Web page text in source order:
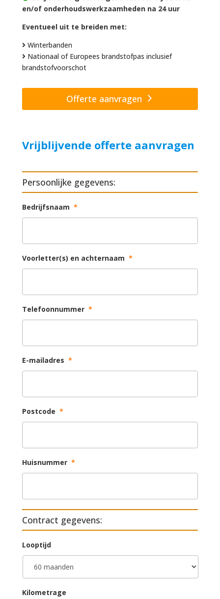
en/of onderhoudswerkzaamheden na 24 uur
Eventueel uit te breiden met:
Winterbanden
Nationaal of Europees brandstofpas inclusief
brandstofvoorschot
Offerte aanvragen
Vrijblijvende offerte aanvragen
Persoonlijke gegevens:
Bedrijfsnaam *
Voorletter(s) en achternaam *
Telefoonnummer *
E-mailadres *
Postcode *
Huisnummer *
Contract gegevens:
Looptijd
Kilometrage